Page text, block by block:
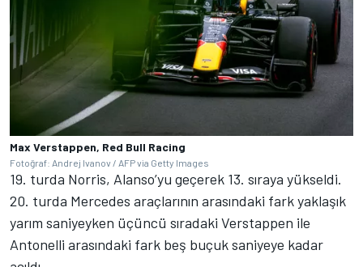
Max Verstappen, Red Bull Racing
Fotoğraf: Andrej Ivanov / AFP via Getty Images
19. turda Norris, Alanso’yu geçerek 13. sıraya yükseldi.
20. turda Mercedes araçlarının arasındaki fark yaklaşık
yarım saniyeyken üçüncü sıradaki Verstappen ile
Antonelli arasındaki fark beş buçuk saniyeye kadar